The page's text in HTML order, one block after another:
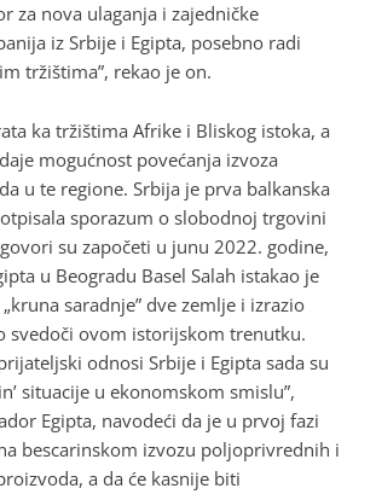
za nova ulaganja i zajedničke
iz Srbije i Egipta, posebno radi
tržištima”, rekao je on.
ka tržištima Afrike i Bliskog istoka, a
mogućnost povećanja izvoza
u te regione. Srbija je prva balkanska
sporazum o slobodnoj trgovini
su započeti u junu 2022. godine,
u Beogradu Basel Salah istakao je
saradnje” dve zemlje i izrazio
svedoči ovom istorijskom trenutku.
odnosi Srbije i Egipta sada su
situacije u ekonomskom smislu”,
Egipta, navodeći da je u prvoj fazi
bescarinskom izvozu poljoprivrednih i
a da će kasnije biti